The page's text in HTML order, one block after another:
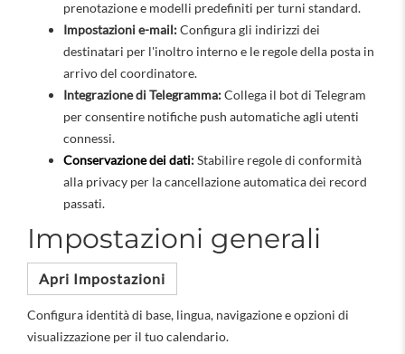
prenotazione e modelli predefiniti per turni standard.
Impostazioni e-mail:Configura gli indirizzi dei
destinatari per l'inoltro interno e le regole della posta in
arrivo del coordinatore.
Integrazione di Telegramma:Collega il bot di Telegram
per consentire notifiche push automatiche agli utenti
connessi.
Conservazione dei dati:Stabilire regole di conformità
alla privacy per la cancellazione automatica dei record
passati.
Impostazioni generali
Apri Impostazioni
Configura identità di base, lingua, navigazione e opzioni di
visualizzazione per il tuo calendario.